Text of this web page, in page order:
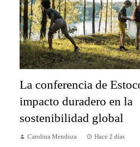
La conferencia de
impacto duradero en la
sostenibilidad global
Carolina Mendoza Hace 2 días